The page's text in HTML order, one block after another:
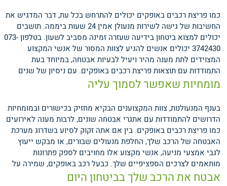
כמו פריצת רכבים באופקים יכולים להתרחש בכל עת, דבר המדגיש את
החשיבות של גישה לשירות מנעולן אמין 24 שעות ביממה. תושבים
יכולים למצוא ביטחון בידיעה שעזרה זמינה מסביב לשעון. בטלפון 073-
3742430 יכולים אנשים להגיע לצוות המסור של אנשי המקצוע
המצוידים לתת מענה מהיר ויעיל לבעיות אבטחה, במיוחד בעת
התמודדות עם תוצאות פריצת רכבים באופקים.
מומחיות שאפשר לסמוך עליה
עם ניסיון של שנים
בענף המנעולנות, צוות המקצוענים הבקיא מחזיק בכישורים ובמומחיות
הדרושים להתמודדות עם אתגרי אבטחה שונים, לרבות מענה לאירועים
כמו פריצת רכבים באופקים. בין אם אתה זקוק לסיוע בשדרוג מערכת
האבטחה של הרכב שלך, החלפת מנעולים שבורים, או מבקש ייעוץ
לגבי אמצעי מניעה, אנשי מקצוע אלו מחויבים לספק פתרונות
מותאמים לצרכים הספציפיים שלך.
אבטח את הרכב שלך בביטחון היום
כבעל רכב באופקים, שמירה על